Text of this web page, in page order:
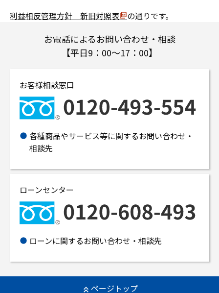
利益相反管理方針 新旧対照表 の通りです。
お電話によるお問い合わせ・相談
【平日9：00～17：00】
お客様相談窓口
各種商品やサービス等に関するお問い合わせ・
相談先
ローンセンター
ローンに関するお問い合わせ・相談先
ページトップ